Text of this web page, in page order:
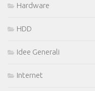
Hardware
HDD
Idee Generali
Internet